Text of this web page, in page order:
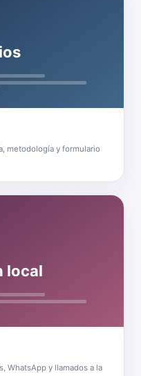
metodología y formulario
local
WhatsApp y llamados a la